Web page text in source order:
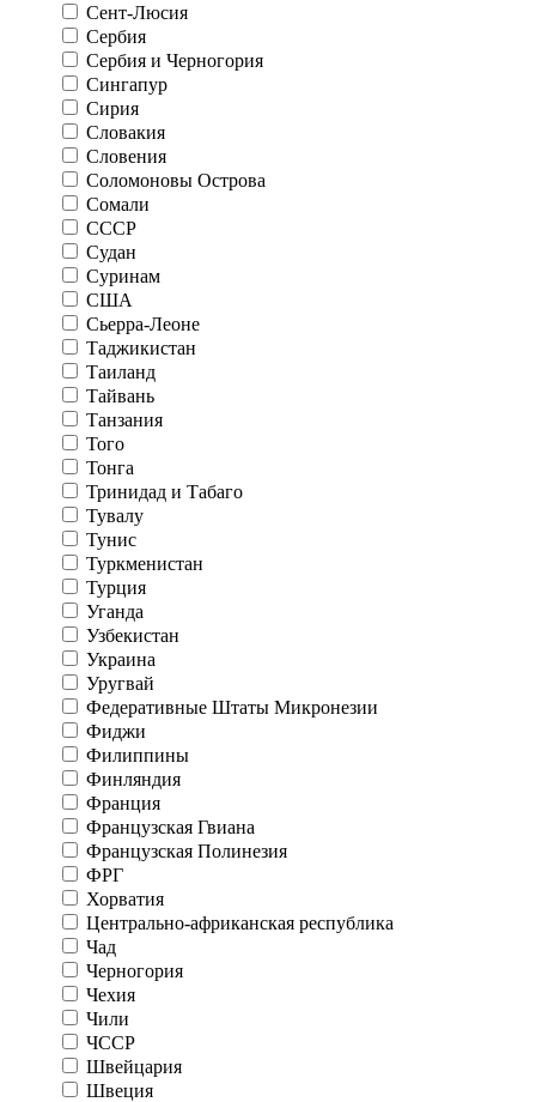
Сент-Люсия
Сербия
Сербия и Черногория
Сингапур
Сирия
Словакия
Словения
Соломоновы Острова
Сомали
СССР
Судан
Суринам
США
Сьерра-Леоне
Таджикистан
Таиланд
Тайвань
Танзания
Того
Тонга
Тринидад и Табаго
Тувалу
Тунис
Туркменистан
Турция
Уганда
Узбекистан
Украина
Уругвай
Федеративные Штаты Микронезии
Фиджи
Филиппины
Финляндия
Франция
Французская Гвиана
Французская Полинезия
ФРГ
Хорватия
Центрально-африканская республика
Чад
Черногория
Чехия
Чили
ЧССР
Швейцария
Швеция